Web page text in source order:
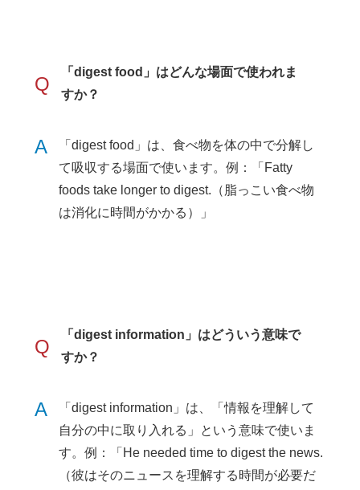
Q
「digest food」はどんな場面で使われま
すか？
A
「digest food」は、食べ物を体の中で分解し
て吸収する場面で使います。例：「Fatty
foods take longer to digest.（脂っこい食べ物
は消化に時間がかかる）」
Q
「digest information」はどういう意味で
すか？
A
「digest information」は、「情報を理解して
自分の中に取り入れる」という意味で使いま
す。例：「He needed time to digest the news.
（彼はそのニュースを理解する時間が必要だ